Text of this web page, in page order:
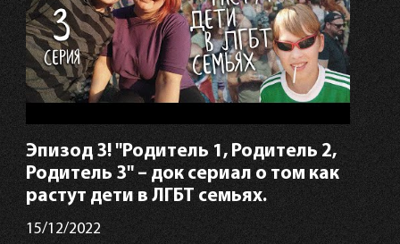
Эпизод 3! "Родитель 1, Родитель 2,
Родитель 3" – док сериал о том как
растут дети в ЛГБТ семьях.
15/12/2022